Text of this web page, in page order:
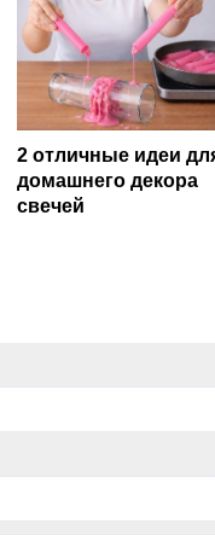
2 отличные идеи
домашнего декора
свечей